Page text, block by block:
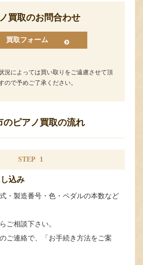
買取のお問合わせ
買取フォーム
況によっては買い取りをご遠慮させて頂
ので予めご了承ください。
のピアノ買取の流れ
STEP 1
込み
・製造番号・色・ペダルの本数など
ご相談下さい。
ご連絡で、「お手続き方法をご案